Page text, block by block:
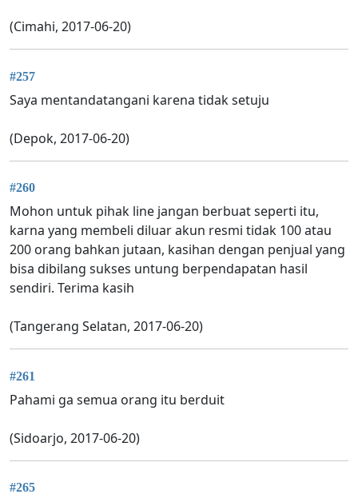
(Cimahi, 2017-06-20)
#257
Saya mentandatangani karena tidak setuju
(Depok, 2017-06-20)
#260
Mohon untuk pihak line jangan berbuat seperti itu,
karna yang membeli diluar akun resmi tidak 100 atau
200 orang bahkan jutaan, kasihan dengan penjual yang
bisa dibilang sukses untung berpendapatan hasil
sendiri. Terima kasih
(Tangerang Selatan, 2017-06-20)
#261
Pahami ga semua orang itu berduit
(Sidoarjo, 2017-06-20)
#265